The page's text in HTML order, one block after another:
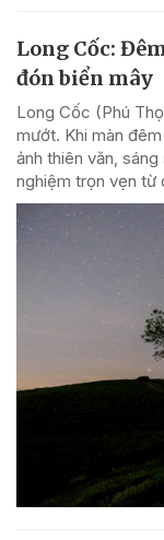
Long Cốc:
đón biển mây
Long Cốc (Phú
mướt. Khi màn
ảnh thiên văn,
nghiệm trọn vẹn từ